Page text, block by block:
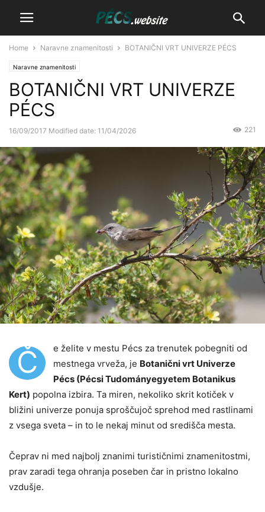
Home Naravne znamenitosti BOTANIČNI VRT UNIVERZE PÉCS
Naravne znamenitosti
BOTANIČNI VRT UNIVERZE
PÉCS
16/09/2017 Modified date: 11/04/2026 221
Č
e želite v mestu Pécs za trenutek pobegniti od
mestnega vrveža, je Botanični vrt Univerze
Pécs (Pécsi Tudományegyetem Botanikus
Kert) popolna izbira. Ta miren, nekoliko skrit kotiček v
bližini univerze ponuja sproščujoč sprehod med rastlinami
z vsega sveta – in to le nekaj minut od središča mesta.
Čeprav ni med najbolj znanimi turističnimi znamenitostmi,
prav zaradi tega ohranja poseben čar in pristno lokalno
vzdušje.